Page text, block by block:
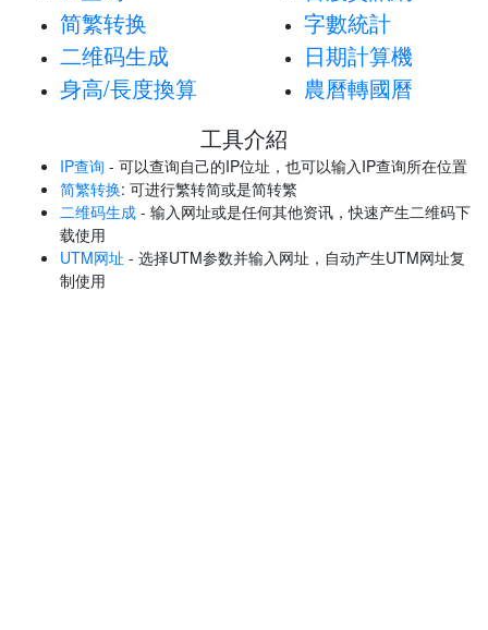
简繁转换
二维码生成
身高/長度換算
字數統計
日期計算機
農曆轉國曆
工具介紹
IP查询 - 可以查询自己的IP位址，也可以输入IP查询所在位置
简繁转换: 可进行繁转简或是简转繁
二维码生成 - 输入网址或是任何其他资讯，快速产生二维码下
载使用
UTM网址 - 选择UTM参数并输入网址，自动产生UTM网址复
制使用